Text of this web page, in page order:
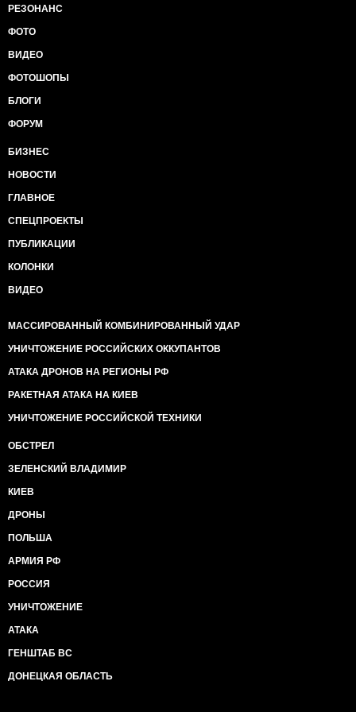
РЕЗОНАНС
ФОТО
ВИДЕО
ФОТОШОПЫ
БЛОГИ
ФОРУМ
БИЗНЕС
НОВОСТИ
ГЛАВНОЕ
СПЕЦПРОЕКТЫ
ПУБЛИКАЦИИ
КОЛОНКИ
ВИДЕО
МАССИРОВАННЫЙ КОМБИНИРОВАННЫЙ УДАР
УНИЧТОЖЕНИЕ РОССИЙСКИХ ОККУПАНТОВ
АТАКА ДРОНОВ НА РЕГИОНЫ РФ
РАКЕТНАЯ АТАКА НА КИЕВ
УНИЧТОЖЕНИЕ РОССИЙСКОЙ ТЕХНИКИ
ОБСТРЕЛ
ЗЕЛЕНСКИЙ ВЛАДИМИР
КИЕВ
ДРОНЫ
ПОЛЬША
АРМИЯ РФ
РОССИЯ
УНИЧТОЖЕНИЕ
АТАКА
ГЕНШТАБ ВС
ДОНЕЦКАЯ ОБЛАСТЬ